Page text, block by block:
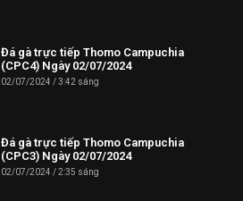
Đá gà trực tiếp Thomo Campuchia
(CPC4) Ngày 02/07/2024
02/07/2024 3:42 sáng
Đá gà trực tiếp Thomo Campuchia
(CPC3) Ngày 02/07/2024
02/07/2024 2:35 sáng